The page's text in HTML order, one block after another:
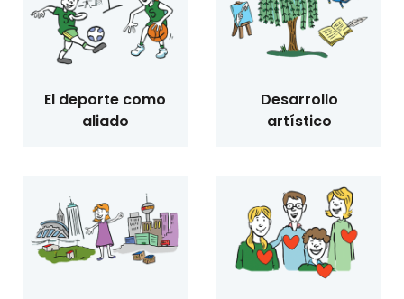
El deporte como
aliado
Desarrollo
artístico